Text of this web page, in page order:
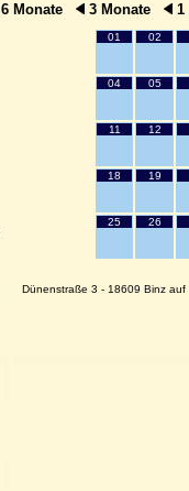
6 Monate 3 Monate 1
01 02
04 05
11 12
18 19
25 26
Dünenstraße 3 - 18609 Binz